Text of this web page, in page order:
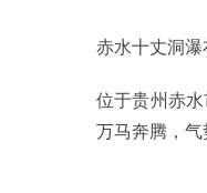
赤水十丈洞瀑
位于贵州赤
万马奔腾，气